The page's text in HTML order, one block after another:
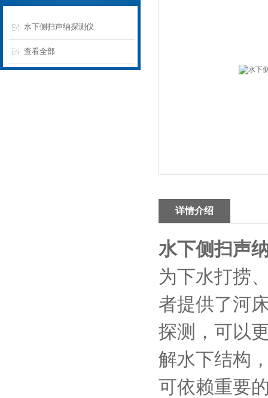
水下侧扫声纳探测仪
查看全部
详情介绍
水下侧扫声
为下水打捞
者提供了河
探测，可以
解水下结构
可依赖重要